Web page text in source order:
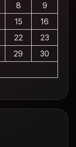
8
9
15
16
22
23
29
30